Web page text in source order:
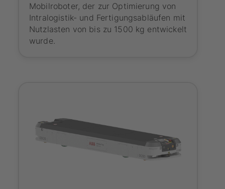
Mobilroboter, der zur Optimierung von
Intralogistik- und Fertigungsabläufen mit
Nutzlasten von bis zu 1500 kg entwickelt
wurde.